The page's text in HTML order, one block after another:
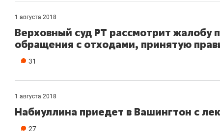
1 августа 2018
Верховный суд РТ рассмотрит жалобу
обращения с отходами, принятую
31
1 августа 2018
Набиуллина приедет в Вашингтон с
27